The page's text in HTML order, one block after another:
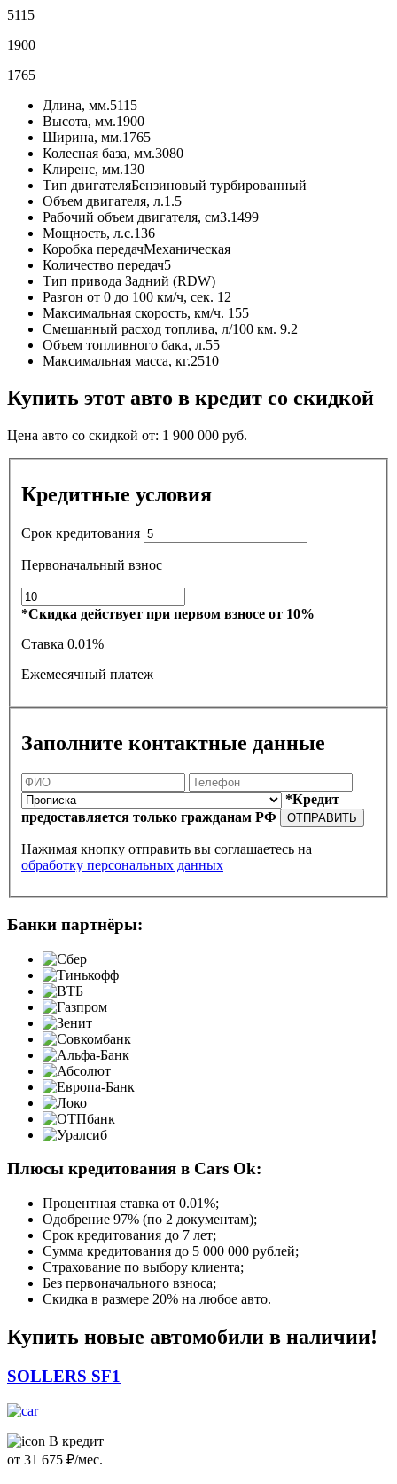
5115
1900
1765
Длина, мм.5115
Высота, мм.1900
Ширина, мм.1765
Колесная база, мм.3080
Клиренс, мм.130
Тип двигателяБензиновый турбированный
Объем двигателя, л.1.5
Рабочий объем двигателя, см3.1499
Мощность, л.с.136
Коробка передачМеханическая
Количество передач5
Тип привода Задний (RDW)
Разгон от 0 до 100 км/ч, сек. 12
Максимальная скорость, км/ч. 155
Смешанный расход топлива, л/100 км. 9.2
Объем топливного бака, л.55
Максимальная масса, кг.2510
Купить этот авто в кредит со скидкой
Цена авто со скидкой от: 1 900 000 руб.
Кредитные условия
Срок кредитования
Первоначальный взнос
*Скидка действует при первом взносе от 10%
Ставка 0.01%
Ежемесячный платеж
Заполните контактные данные
*Кредит
предоставляется только гражданам РФ
ОТПРАВИТЬ
Нажимая кнопку отправить вы соглашаетесь на
обработку персональных данных
Банки партнёры:
Плюсы кредитования в Cars Ok:
Процентная ставка от 0.01%;
Одобрение 97% (по 2 документам);
Срок кредитования до 7 лет;
Сумма кредитования до 5 000 000 рублей;
Страхование по выбору клиента;
Без первоначального взноса;
Скидка в размере 20% на любое авто.
Купить новые автомобили в наличии!
SOLLERS SF1
В кредит
от 31 675 ₽/мес.